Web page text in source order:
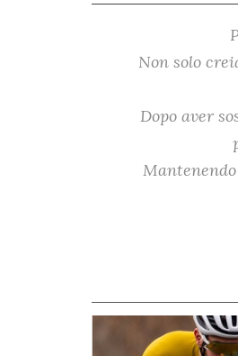
Non solo
Dopo aver